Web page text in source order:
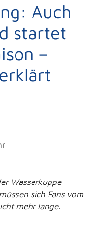
Auch
startet
–
Wasserkuppe
sich Fans vom
mehr lange.